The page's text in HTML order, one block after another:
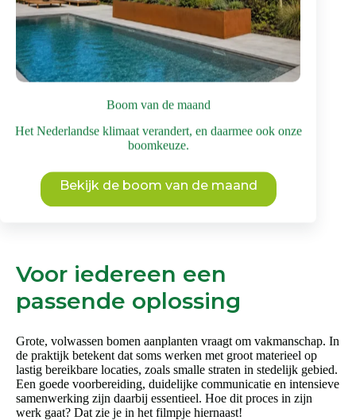
Boom van de maand
Het Nederlandse klimaat verandert, en daarmee ook onze
boomkeuze.
Bekijk de boom van de maand
in het open landschap
Bekijk deze boom
Dit
product
heeft
meerdere
Deze
kan
gekozen
op
de
productpagina
Voor iedereen een
passende oplossing
Grote, volwassen bomen aanplanten vraagt om vakmanschap. In
de praktijk betekent dat soms werken met groot materieel op
lastig bereikbare locaties, zoals smalle straten in stedelijk gebied.
Een goede voorbereiding, duidelijke communicatie en intensieve
samenwerking zijn daarbij essentieel. Hoe dit proces in zijn
werk gaat? Dat zie je in het filmpje hiernaast!